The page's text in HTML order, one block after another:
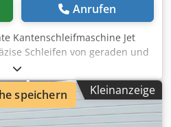
Anrufen
Kantenschleifmaschine Jet
Schleifen von geraden und
Die leichte Konstruktion und
ein gleichmäßiges
Ideal für kleine
Innenausbau. Technische
2260 mm - Schleifbandbreite:
Kleinanzeige
speichern